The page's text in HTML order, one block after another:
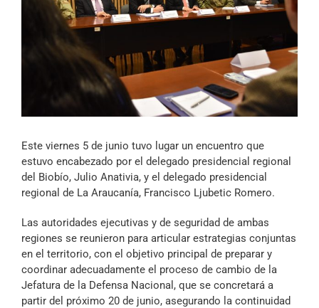
Columnas
Especiales
Archivo Sonoro
Este viernes 5 de junio tuvo lugar un encuentro que
estuvo encabezado por el delegado presidencial regional
del Biobío, Julio Anativia, y el delegado presidencial
regional de La Araucanía, Francisco Ljubetic Romero.
Las autoridades ejecutivas y de seguridad de ambas
regiones se reunieron para articular estrategias conjuntas
en el territorio, con el objetivo principal de preparar y
coordinar adecuadamente el proceso de cambio de la
Jefatura de la Defensa Nacional, que se concretará a
partir del próximo 20 de junio, asegurando la continuidad